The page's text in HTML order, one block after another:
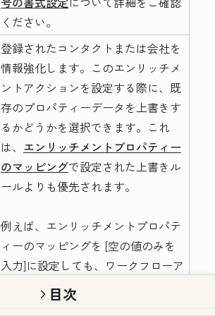
ください。
登録されたコンタクトまたは会社を
情報強化します。このエンリッチメ
ントアクションを設定する際に、既
存のプロパティーデータを上書きす
るかどうかを選択できます。これ
は、 エンリッチメントプロパティー
のマッピングで設定された上書きル
ールよりも優先されます。
例えば、エンリッチメントプロパテ
ィーのマッピングを [空の値のみを
入力]に設定しても、ワークフローア
クションが「既存データを上書きす
る」を設定している場合、そのワー
目次